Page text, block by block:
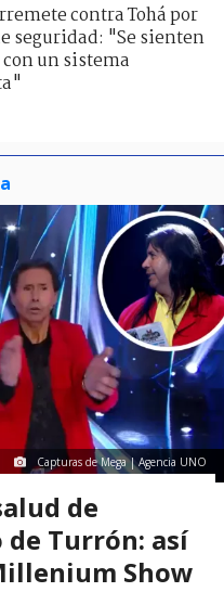
contra Tohá por
seguridad: "Se sienten
un sistema
Capturas de Mega | Agencia UNO
de
Turrón: así
Show